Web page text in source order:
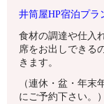
井筒屋HP宿泊プラ
食材の調達や仕入
席をお出しできる
きます。
（連休・盆・年末
にご予約下さい。）